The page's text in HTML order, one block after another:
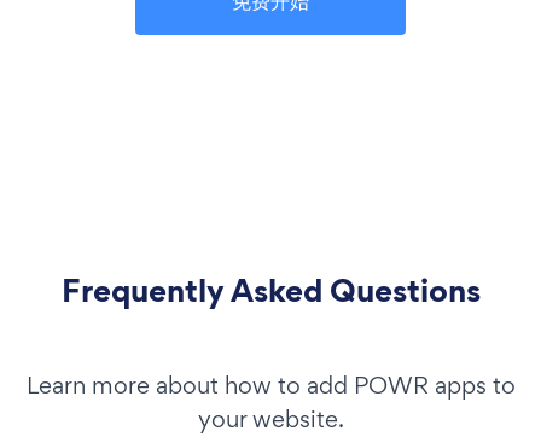
Frequently Asked Questions
Learn more about how to add POWR apps to
your website.